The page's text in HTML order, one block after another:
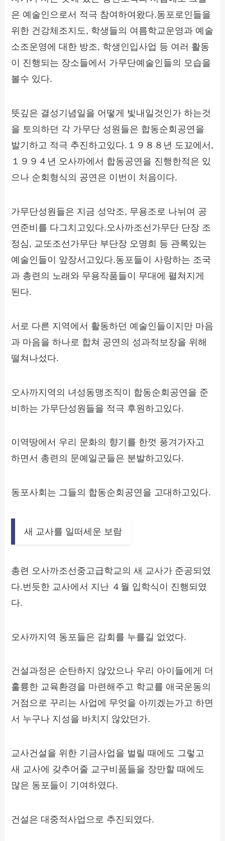
은 예술인으로서 적극 참여하여왔다.동포로인들을
위한 건강체조지도, 학생들의 여름학교운영과 예술
소조운영에 대한 방조, 학생인입사업 등 여러 활동
이 진행되는 장소들에서 가무단예술인들의 모습을
볼수 있다.
뜻깊은 결성기념일을 어떻게 빛내일것인가 하는것
을 토의하던 각 가무단 성원들은 합동순회공연을
발기하고 적극 추진하고있다.１９８８년 도꾜에서,
１９９４년 오사까에서 합동공연을 진행한적은 있
으나 순회형식의 공연은 이번이 처음이다.
가무단성원들은 지금 성악조, 무용조로 나뉘여 공
연준비를 다그치고있다.오사까조선가무단 단장 조
정심, 교또조선가무단 부단장 오명희 등 관록있는
예술인들이 앞장서고있다.동포들이 사랑하는 조국
과 총련의 노래와 무용작품들이 무대에 펼쳐지게
된다.
서로 다른 지역에서 활동하던 예술인들이지만 마음
과 마음을 하나로 합쳐 공연의 성과적보장을 위해
떨쳐나섰다.
오사까지역의 녀성동맹조직이 합동순회공연을 준
비하는 가무단성원들을 적극 후원하고있다.
이역땅에서 우리 문화의 향기를 한껏 풍겨가자고
하면서 총련의 문예일군들은 분발하고있다.
동포사회는 그들의 합동순회공연을 고대하고있다.
새 교사를 일떠세운 보람
총련 오사까조선중고급학교의 새 교사가 준공되였
다.번듯한 교사에서 지난 ４월 입학식이 진행되였
다.
오사까지역 동포들은 감회를 누를길 없었다.
건설과정은 순탄하지 않았으나 우리 아이들에게 더
훌륭한 교육환경을 마련해주고 학교를 애국운동의
거점으로 꾸리는 사업에 무엇을 아끼겠는가고 하면
서 누구나 지성을 바치지 않았던가.
교사건설을 위한 기금사업을 벌릴 때에도 그렇고
새 교사에 갖추어줄 교구비품들을 장만할 때에도
많은 동포들이 기여하였다.
건설은 대중적사업으로 추진되였다.